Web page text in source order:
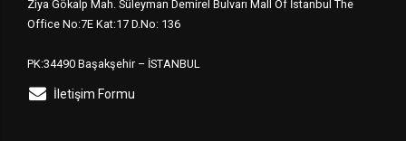
Ziya Gökalp Mah. Süleyman Demirel Bulvarı Mall Of İstanbul The
Office No:7E Kat:17 D.No: 136
PK:34490 Başakşehir – İSTANBUL
İletişim Formu